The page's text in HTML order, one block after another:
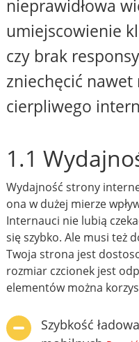
nieprawidłowa
umiejscowienie
czy brak
zniechęcić
cierpliwego
1.1
Wydajność strony
ona w dużej mierze
Internauci nie lubią
się szybko. Ale musi też
Twoja strona jest
rozmiar czcionek jest
elementów można
Szybkość